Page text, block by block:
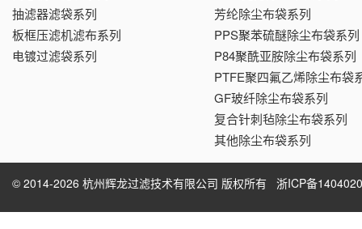
抽滤器滤袋系列
板框压滤机滤布系列
电镀过滤袋系列
芳纶除尘布袋系列
PPS聚苯硫醚除尘布袋系列
P84聚酰亚胺除尘布袋系列
PTFE聚四氟乙烯除尘布袋
GF玻纤除尘布袋系列
复合针刺毡除尘布袋系列
其他除尘布袋系列
© 2014-2026 杭州辉龙过滤技术有限公司 版权所有 浙ICP备